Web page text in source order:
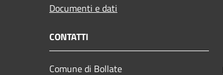
Documenti e dati
CONTATTI
Comune di Bollate